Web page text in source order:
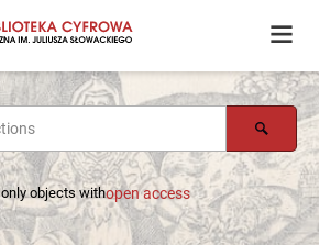
only objects withopen access